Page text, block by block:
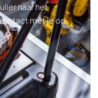
naar het
met je op.